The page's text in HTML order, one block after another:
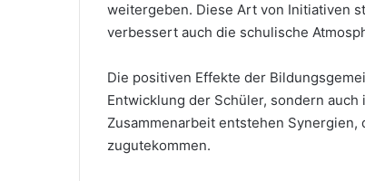
weitergeben. Diese Art von Initiativen
verbessert auch die schulische
Die positiven Effekte der
Entwicklung der Schüler, sondern
Zusammenarbeit entstehen
zugutekommen.